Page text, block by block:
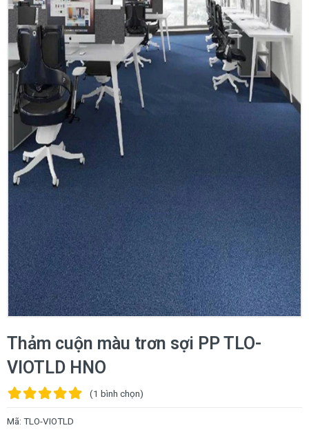
Thảm cuộn màu trơn sợi PP TLO-
VIOTLD HNO
(1 bình chọn)
Mã: TLO-VIOTLD